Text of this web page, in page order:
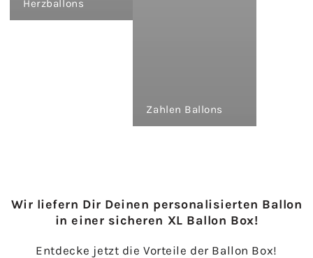
Herzballons
Zahlen Ballons
Wir liefern Dir Deinen personalisierten Ballon
in einer sicheren XL Ballon Box!
Entdecke jetzt die Vorteile der Ballon Box!